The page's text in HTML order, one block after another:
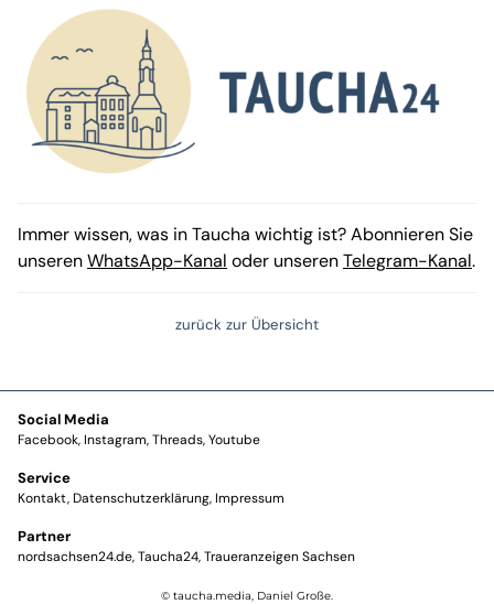
Immer wissen, was in Taucha wichtig ist? Abonnieren Sie
unserenWhatsApp-Kanal oder unserenTelegram-Kanal.
zurück zur Übersicht
Social Media
Facebook Instagram Threads Youtube
Service
Kontakt Datenschutzerklärung Impressum
Partner
nordsachsen24.de Taucha24 Traueranzeigen Sachsen
© taucha.media, Daniel Große.